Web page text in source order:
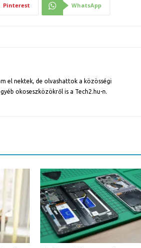
Pinterest WhatsApp
el nektek, de olvashattok a közösségi
okoseszközökről is a Tech2.hu-n.